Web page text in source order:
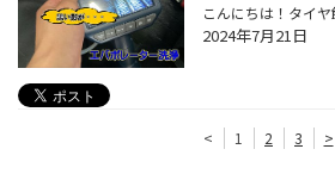
2024年7月21日
< 1 2 3 >